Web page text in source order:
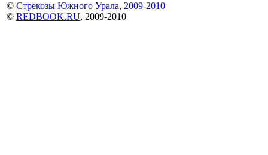
© Стрекозы Южного Урала, 2009-2010
© REDBOOK.RU, 2009-2010